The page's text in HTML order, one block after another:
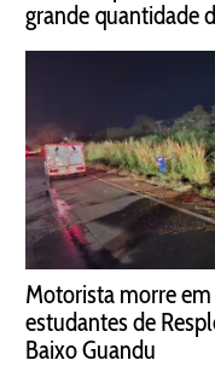
grande quantidade
Motorista morre
estudantes de
Baixo Guandu